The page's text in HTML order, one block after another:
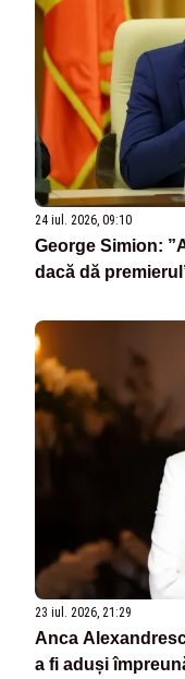
24 iul. 2026, 09:10
George Simion:
dacă dă
23 iul. 2026, 21:29
Anca
a fi aduși